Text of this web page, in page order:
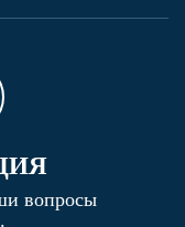
вопросы